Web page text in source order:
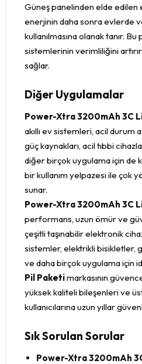
Güneş panelinden elde
enerjinin daha sonra evlerde
kullanılmasına olanak tanır.
sistemlerinin verimliliğini
sağlar.
Diğer Uygulamalar
Power-Xtra 3200mAh 3C
akıllı ev sistemleri, acil durum
güç kaynakları, acil tıbbi
diğer birçok uygulama için de
bir kullanım yelpazesi ile çok
sunar.
Power-Xtra 3200mAh 3C
performans, uzun ömür ve
çeşitli taşınabilir elektronik
sistemler, elektrikli bisikletler,
ve daha birçok uygulama için
Pil Paketimarkasının
yüksek kaliteli bileşenleri ve
kullanıcılarına uzun yıllar
Sık Sorulan Sorular
Power-Xtra 3200mAh